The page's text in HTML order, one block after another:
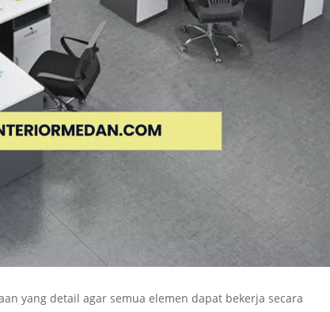
yang detail agar semua elemen dapat bekerja secara